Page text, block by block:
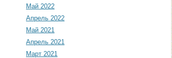
Май 2022
Апрель 2022
Май 2021
Апрель 2021
Март 2021